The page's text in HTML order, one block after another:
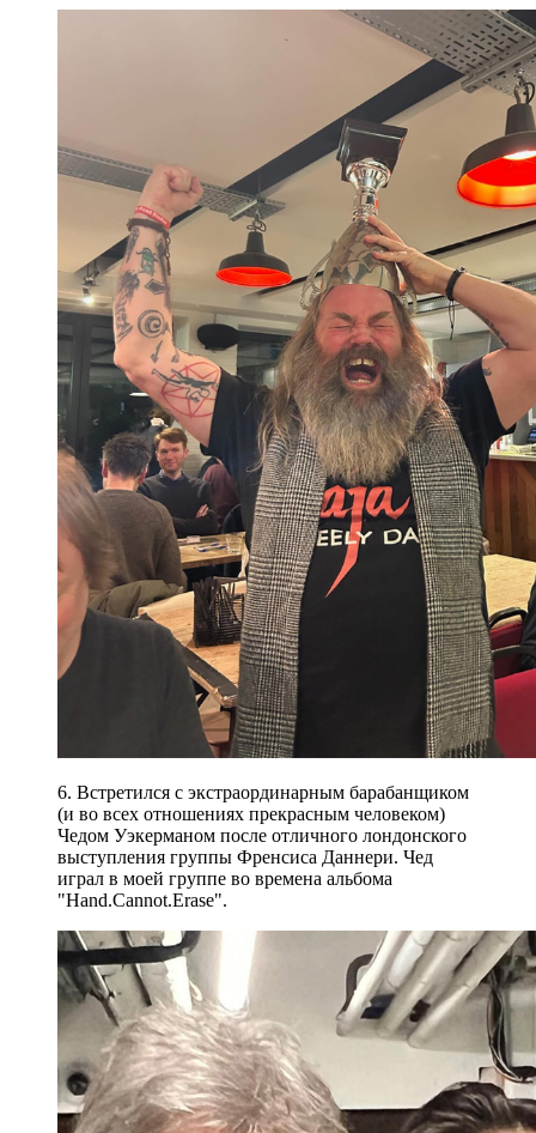
6. Встретился с экстраординарным барабанщиком
(и во всех отношениях прекрасным человеком)
Чедом Уэкерманом после отличного лондонского
выступления группы Френсиса Даннери. Чед
играл в моей группе во времена альбома
"Hand.Cannot.Erase".